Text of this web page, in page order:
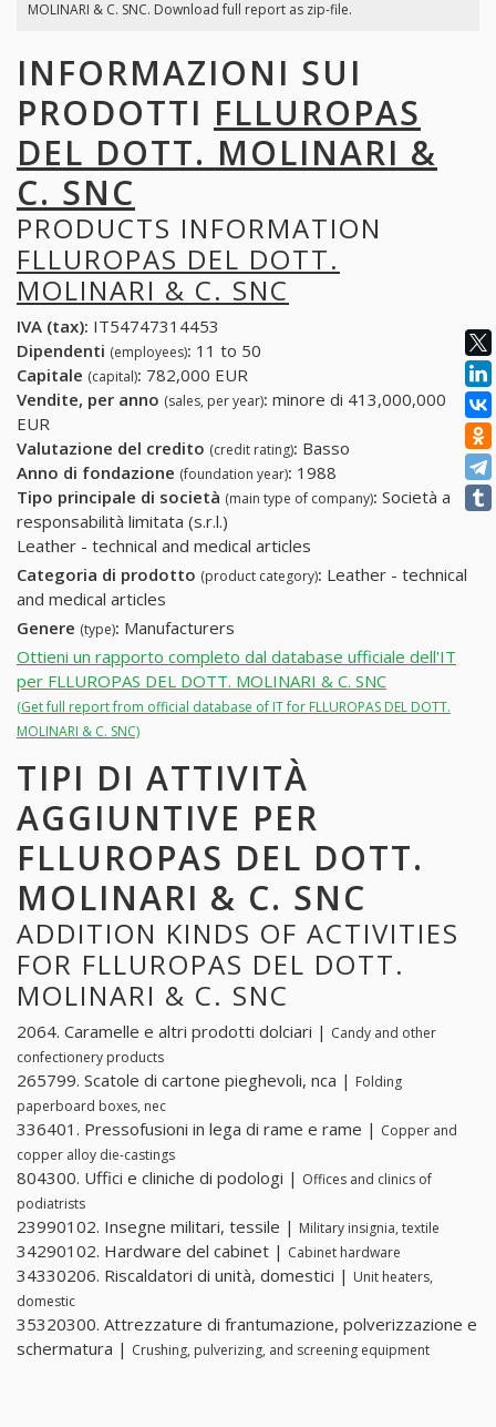
MOLINARI & C. SNC. Download full report as zip-file.
INFORMAZIONI SUI
PRODOTTI FLLUROPAS
DEL DOTT. MOLINARI &
C. SNC
PRODUCTS INFORMATION
FLLUROPAS DEL DOTT.
MOLINARI & C. SNC
IVA (tax): IT54747314453
Dipendenti (employees): 11 to 50
Capitale (capital): 782,000 EUR
Vendite, per anno (sales, per year): minore di 413,000,000
EUR
Valutazione del credito (credit rating): Basso
Anno di fondazione (foundation year): 1988
Tipo principale di società (main type of company): Società a
responsabilità limitata (s.r.l.)
Leather - technical and medical articles
Categoria di prodotto (product category): Leather - technical
and medical articles
Genere (type): Manufacturers
Ottieni un rapporto completo dal database ufficiale dell'IT
per FLLUROPAS DEL DOTT. MOLINARI & C. SNC
(Get full report from official database of IT for FLLUROPAS DEL DOTT.
MOLINARI & C. SNC)
TIPI DI ATTIVITÀ
AGGIUNTIVE PER
FLLUROPAS DEL DOTT.
MOLINARI & C. SNC
ADDITION KINDS OF ACTIVITIES
FOR FLLUROPAS DEL DOTT.
MOLINARI & C. SNC
2064. Caramelle e altri prodotti dolciari | Candy and other
confectionery products
265799. Scatole di cartone pieghevoli, nca | Folding
paperboard boxes, nec
336401. Pressofusioni in lega di rame e rame | Copper and
copper alloy die-castings
804300. Uffici e cliniche di podologi | Offices and clinics of
podiatrists
23990102. Insegne militari, tessile | Military insignia, textile
34290102. Hardware del cabinet | Cabinet hardware
34330206. Riscaldatori di unità, domestici | Unit heaters,
domestic
35320300. Attrezzature di frantumazione, polverizzazione e
schermatura | Crushing, pulverizing, and screening equipment